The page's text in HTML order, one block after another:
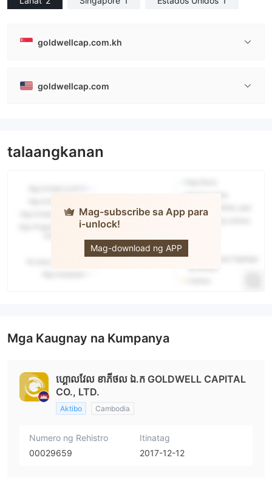
goldwellcap.com.kh
goldwellcap.com
talaangkanan
Mag-subscribe sa App para
i-unlock!
Mag-download ng APP
Mga Kaugnay na Kumpanya
ហ្គោលវែល ខាភីថល ឯ.ក GOLDWELL CAPITAL
CO., LTD.
Aktibo Cambodia
Numero ng Rehistro
00029659
Itinatag
2017-12-12